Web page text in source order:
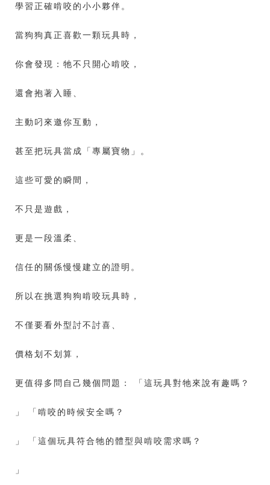
學習正確啃咬的小小夥伴。
當狗狗真正喜歡一顆玩具時，
你會發現：牠不只開心啃咬，
還會抱著入睡、
主動叼來邀你互動，
甚至把玩具當成「專屬寶物」。
這些可愛的瞬間，
不只是遊戲，
更是一段溫柔、
信任的關係慢慢建立的證明。
所以在挑選狗狗啃咬玩具時，
不僅要看外型討不討喜、
價格划不划算，
更值得多問自己幾個問題： 「這玩具對牠來說有趣嗎？
」 「啃咬的時候安全嗎？
」 「這個玩具符合牠的體型與啃咬需求嗎？
」